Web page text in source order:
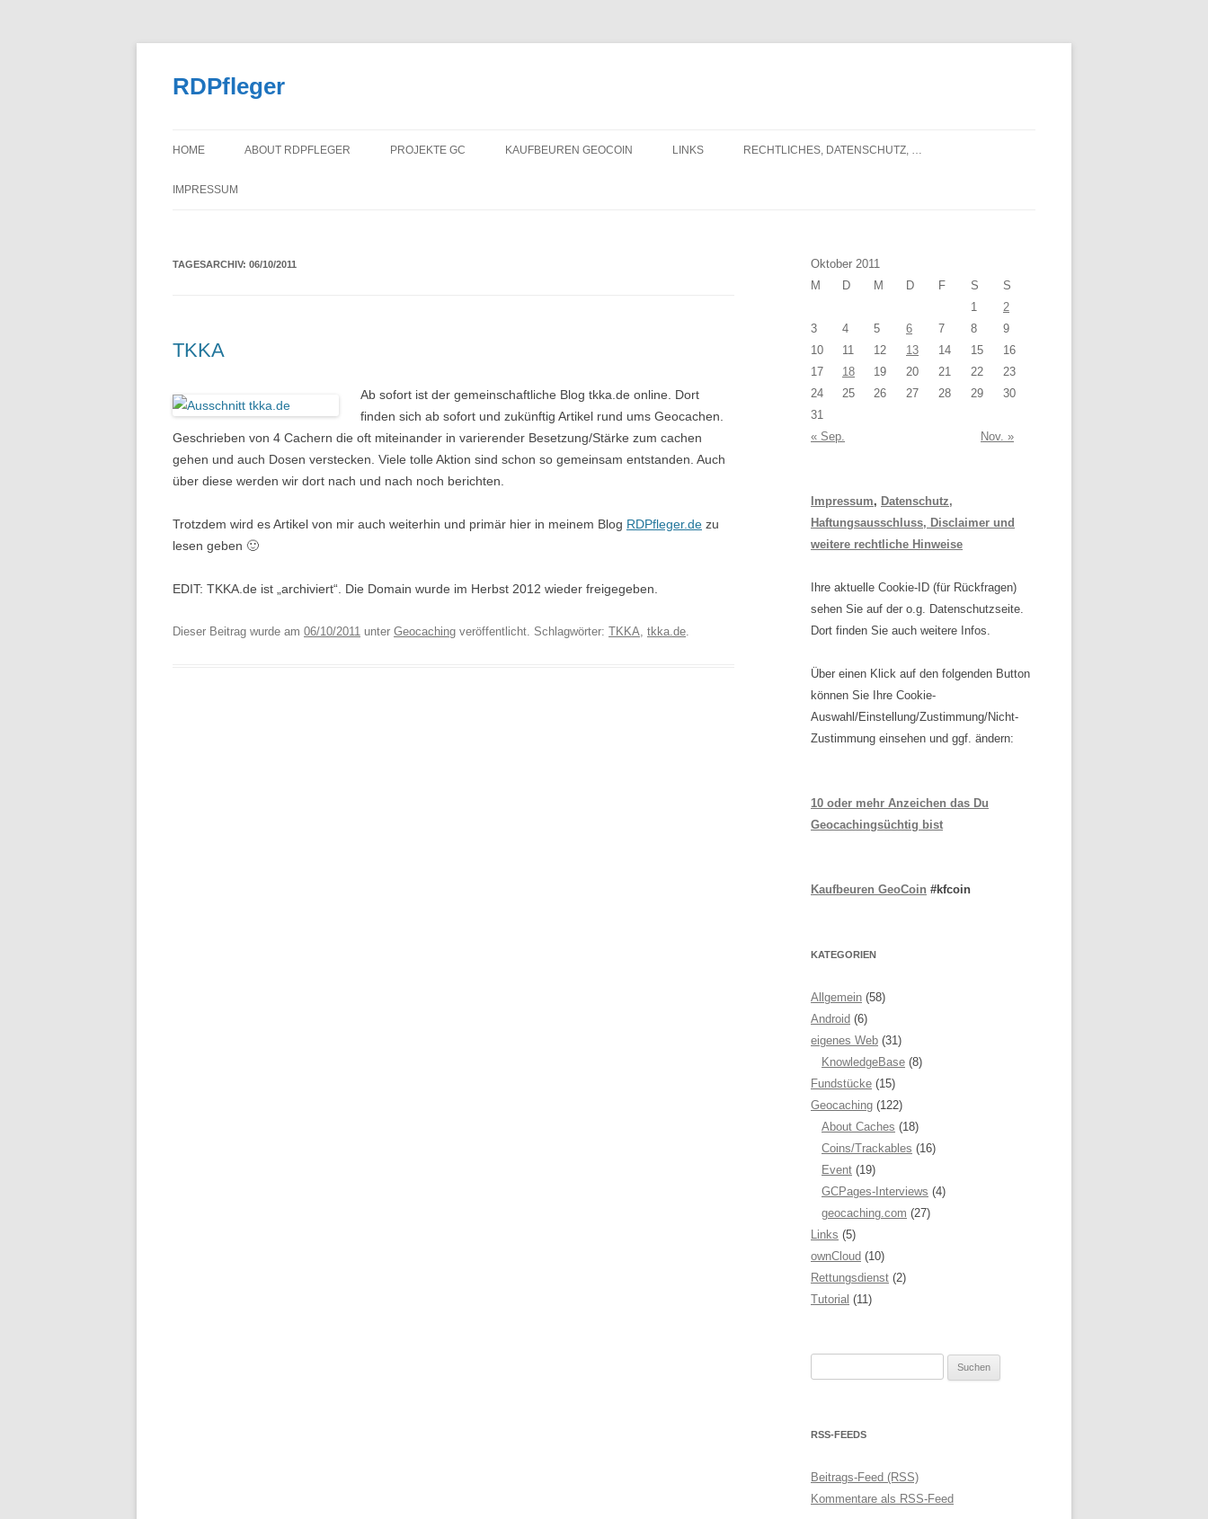
RDPfleger
HOME ABOUT RDPFLEGER PROJEKTE GC KAUFBEUREN GEOCOIN LINKS RECHTLICHES, DATENSCHUTZ, …
IMPRESSUM
TAGESARCHIV: 06/10/2011
TKKA
Ab sofort ist der gemeinschaftliche Blog tkka.de online. Dort
finden sich ab sofort und zukünftig Artikel rund ums Geocachen.
Geschrieben von 4 Cachern die oft miteinander in varierender Besetzung/Stärke zum cachen
gehen und auch Dosen verstecken. Viele tolle Aktion sind schon so gemeinsam entstanden. Auch
über diese werden wir dort nach und nach noch berichten.
Trotzdem wird es Artikel von mir auch weiterhin und primär hier in meinem Blog RDPfleger.de zu
lesen geben 🙂
EDIT: TKKA.de ist „archiviert“. Die Domain wurde im Herbst 2012 wieder freigegeben.
Dieser Beitrag wurde am 06/10/2011 unter Geocaching veröffentlicht. Schlagwörter: TKKA, tkka.de.
Oktober 2011
M
D M D F S
S
1
2
3
4 5 6 7 8
9
10
11 12 13 14 15
16
17
18 19 20 21 22
23
24
25 26 27 28 29
30
31
« Sep.
Nov. »
Impressum, Datenschutz,
Haftungsausschluss, Disclaimer und
weitere rechtliche Hinweise
Ihre aktuelle Cookie-ID (für Rückfragen)
sehen Sie auf der o.g. Datenschutzseite.
Dort finden Sie auch weitere Infos.
Über einen Klick auf den folgenden Button
können Sie Ihre Cookie-
Auswahl/Einstellung/Zustimmung/Nicht-
Zustimmung einsehen und ggf. ändern:
10 oder mehr Anzeichen das Du
Geocachingsüchtig bist
Kaufbeuren GeoCoin #kfcoin
KATEGORIEN
Allgemein (58)
Android (6)
eigenes Web (31)
KnowledgeBase (8)
Fundstücke (15)
Geocaching (122)
About Caches (18)
Coins/Trackables (16)
Event (19)
GCPages-Interviews (4)
geocaching.com (27)
Links (5)
ownCloud (10)
Rettungsdienst (2)
Tutorial (11)
RSS-FEEDS
Beitrags-Feed (RSS)
Kommentare als RSS-Feed